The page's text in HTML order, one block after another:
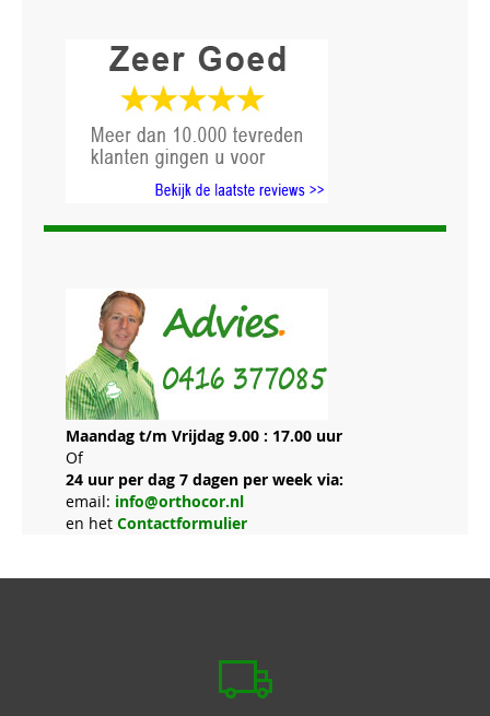
Maandag t/m Vrijdag 9.00 : 17.00 uur
Of
24 uur per dag 7 dagen per week via:
email: info@orthocor.nl
en het Contactformulier